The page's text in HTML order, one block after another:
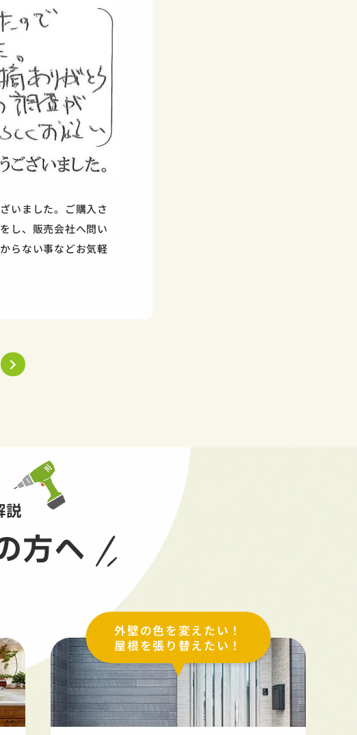
いました。ご購入さ
し、販売会社へ問い
らない事などお気軽
説
方へ
外壁の色を変えたい！
屋根を張り替えたい！